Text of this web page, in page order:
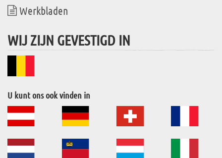
Werkbladen
WIJ ZIJN GEVESTIGD IN
U kunt ons ook vinden in